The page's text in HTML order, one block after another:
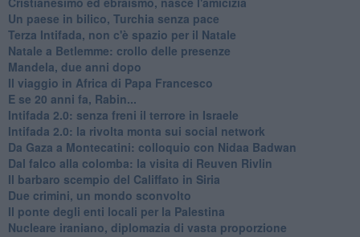
Un paese in bilico, Turchia senza pace
Terza Intifada, non c'è spazio per il Natale
Natale a Betlemme: crollo delle presenze
Mandela, due anni dopo
Il viaggio in Africa di Papa Francesco
E se 20 anni fa, Rabin...
Intifada 2.0: senza freni il terrore in Israele
Intifada 2.0: la rivolta monta sui social network
Da Gaza a Montecatini: colloquio con Nidaa Badwan
Dal falco alla colomba: la visita di Reuven Rivlin
Il barbaro scempio del Califfato in Siria
Due crimini, un mondo sconvolto
Il ponte degli enti locali per la Palestina
Nucleare iraniano, diplomazia di vasta proporzione